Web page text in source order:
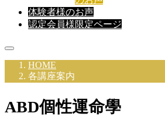
体験者様のお声
認定会員様限定ページ
HOME
各講座案内
ABD個性運命學